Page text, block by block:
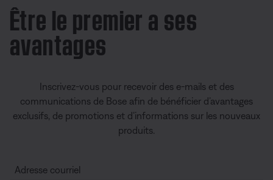
Être le premier a ses
avantages
Inscrivez-vous pour recevoir des e-mails et des
communications de Bose afin de bénéficier d’avantages
exclusifs, de promotions et d’informations sur les nouveaux
produits.
Adresse courriel